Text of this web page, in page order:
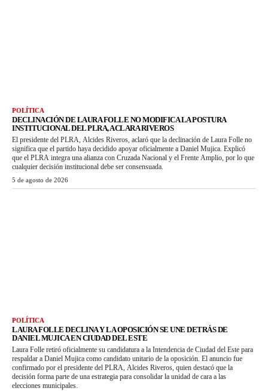
POLÍTICA
DECLINACIÓN DE LAURA FOLLE NO MODIFICA LA POSTURA
INSTITUCIONAL DEL PLRA, ACLARA RIVEROS
El presidente del PLRA, Alcides Riveros, aclaró que la declinación de Laura Folle no
significa que el partido haya decidido apoyar oficialmente a Daniel Mujica. Explicó
que el PLRA integra una alianza con Cruzada Nacional y el Frente Amplio, por lo que
cualquier decisión institucional debe ser consensuada.
5 de agosto de 2026
POLÍTICA
LAURA FOLLE DECLINA Y LA OPOSICIÓN SE UNE DETRÁS DE
DANIEL MUJICA EN CIUDAD DEL ESTE
Laura Folle retiró oficialmente su candidatura a la Intendencia de Ciudad del Este para
respaldar a Daniel Mujica como candidato unitario de la oposición. El anuncio fue
confirmado por el presidente del PLRA, Alcides Riveros, quien destacó que la
decisión forma parte de una estrategia para consolidar la unidad de cara a las
elecciones municipales.